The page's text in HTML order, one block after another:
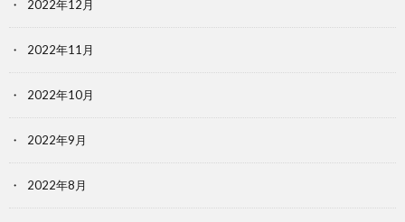
2022年12月
2022年11月
2022年10月
2022年9月
2022年8月